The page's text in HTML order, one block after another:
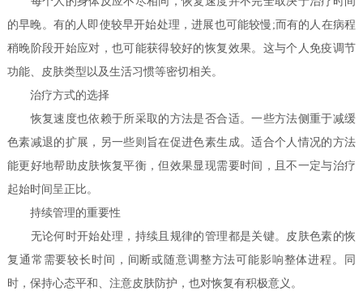
的早晚。有的人即使较早开始处理，进展也可能较慢;而有的人在病程
稍晚阶段开始应对，也可能获得较好的恢复效果。这与个人免疫调节
功能、皮肤类型以及生活习惯等密切相关。
治疗方式的选择
恢复速度也依赖于所采取的方法是否合适。一些方法侧重于减缓
色素减退的扩展，另一些则旨在促进色素生成。适合个人情况的方法
能更好地帮助皮肤恢复平衡，但效果显现需要时间，且不一定与治疗
起始时间呈正比。
持续管理的重要性
无论何时开始处理，持续且规律的管理都是关键。皮肤色素的恢
复通常需要较长时间，间断或随意调整方法可能影响整体进程。同
时，保持心态平和、注意皮肤防护，也对恢复有积极意义。